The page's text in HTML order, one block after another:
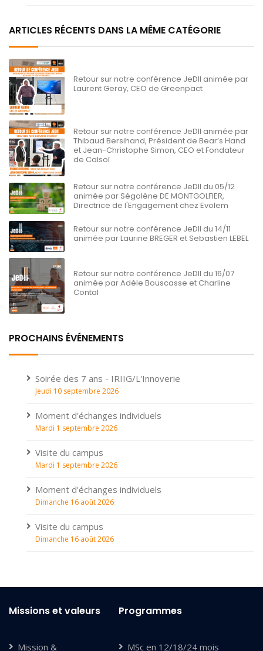
ARTICLES RÉCENTS DANS LA MÊME CATÉGORIE
Retour sur notre conférence JeDII animée par
Laurent Geray, CEO de Greenpact
Retour sur notre conférence JeDII animée par
Thibaud Bersihand, Président de Bear’s Hand
et Jean-Christophe Simon, CEO et Fondateur
de Calsoï
Retour sur notre conférence JeDII du 05/12
animée par Ségolène DE MONTGOLFIER,
Directrice de l'Engagement chez Evolem
Retour sur notre conférence JeDII du 14/11
animée par Laurine BREGER et Sebastien LEBEL
Retour sur notre conférence JeDII du 16/07
animée par Adèle Bouscasse et Charline
Contal
PROCHAINS ÉVÉNEMENTS
Soirée des 7 ans - IRIIG/L'Innoverie
Jeudi 10 septembre 2026
Moment d'échanges individuels
Mardi 1 septembre 2026
Visite du campus
Mardi 1 septembre 2026
Moment d'échanges individuels
Dimanche 16 août 2026
Visite du campus
Dimanche 16 août 2026
Missions et valeurs
Mission &
Programmes
MSc en 12/18/24 mois